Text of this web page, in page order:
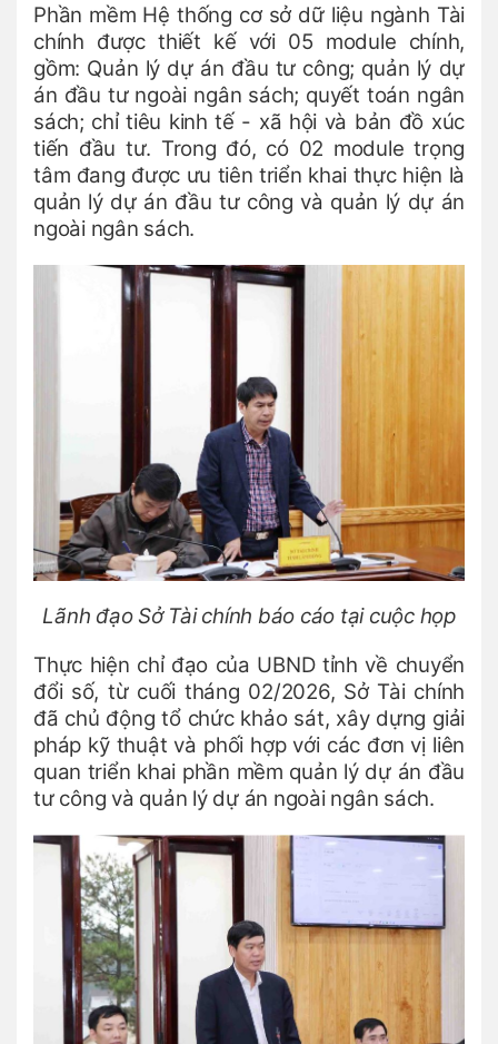
Phần mềm Hệ thống cơ sở dữ liệu ngành Tài
chính được thiết kế với 05 module chính,
gồm: Quản lý dự án đầu tư công; quản lý dự
án đầu tư ngoài ngân sách; quyết toán ngân
sách; chỉ tiêu kinh tế - xã hội và bản đồ xúc
tiến đầu tư. Trong đó, có 02 module trọng
tâm đang được ưu tiên triển khai thực hiện là
quản lý dự án đầu tư công và quản lý dự án
ngoài ngân sách.
Lãnh đạo Sở Tài chính báo cáo tại cuộc họp
Thực hiện chỉ đạo của UBND tỉnh về chuyển
đổi số, từ cuối tháng 02/2026, Sở Tài chính
đã chủ động tổ chức khảo sát, xây dựng giải
pháp kỹ thuật và phối hợp với các đơn vị liên
quan triển khai phần mềm quản lý dự án đầu
tư công và quản lý dự án ngoài ngân sách.